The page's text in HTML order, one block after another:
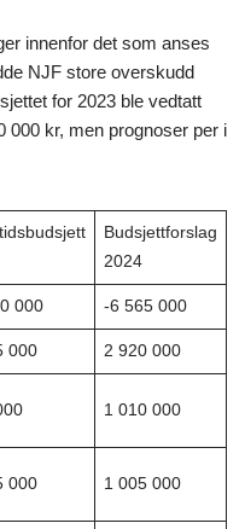
innenfor det som anses
NJF store overskudd
for 2023 ble vedtatt
000 kr, men prognoser per i
Budsjettforslag
2024
000 -6 565 000
000 2 920 000
1 010 000
000 1 005 000